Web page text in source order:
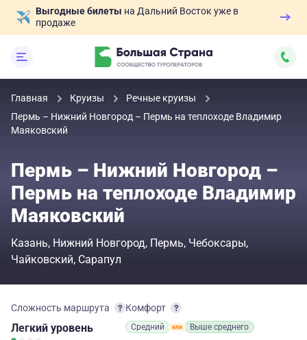
Выгодные билеты на Дальний Восток уже в
продаже
Главная Круизы
Речные круизы
Пермь – Нижний Новгород – Пермь на теплоходе Владимир
Маяковский
Пермь – Нижний Новгород –
Пермь на теплоходе Владимир
Маяковский
Казань Нижний Новгород Пермь Чебоксары
Чайковский Сарапул
Сложность маршрута
Легкий уровень
Комфорт
Средний Выше среднего